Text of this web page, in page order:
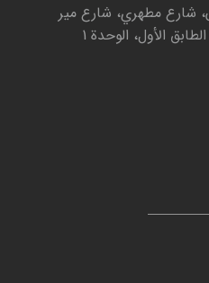
شارع مطهري، شارع مير